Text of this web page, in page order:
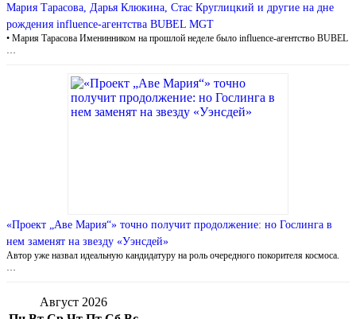
Мария Тарасова, Дарья Клюкина, Стас Круглицкий и другие на дне
рождения influence-агентства BUBEL MGT
• Мария Тарасова Именинником на прошлой неделе было influence-агентство BUBEL
«Проект „Аве Мария“» точно получит продолжение: но Гослинга в
нем заменят на звезду «Уэнсдей»
Автор уже назвал идеальную кандидатуру на роль очередного покорителя космоса.
Август 2026